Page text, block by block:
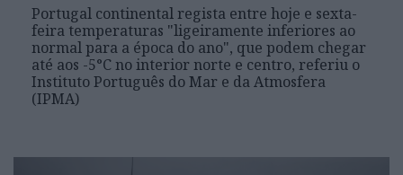
Portugal continental regista entre hoje e sexta-
feira temperaturas "ligeiramente inferiores ao
normal para a época do ano", que podem chegar
até aos -5°C no interior norte e centro, referiu o
Instituto Português do Mar e da Atmosfera
(IPMA)